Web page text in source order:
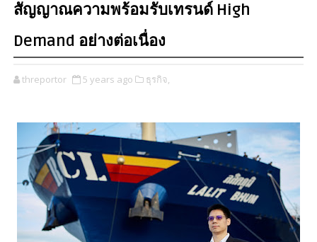
สัญญาณความพร้อมรับเทรนด์ High
Demand อย่างต่อเนื่อง
threportor 5 years ago ธุรกิจ,